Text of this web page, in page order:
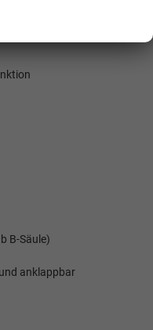
B-Säule)
anklappbar